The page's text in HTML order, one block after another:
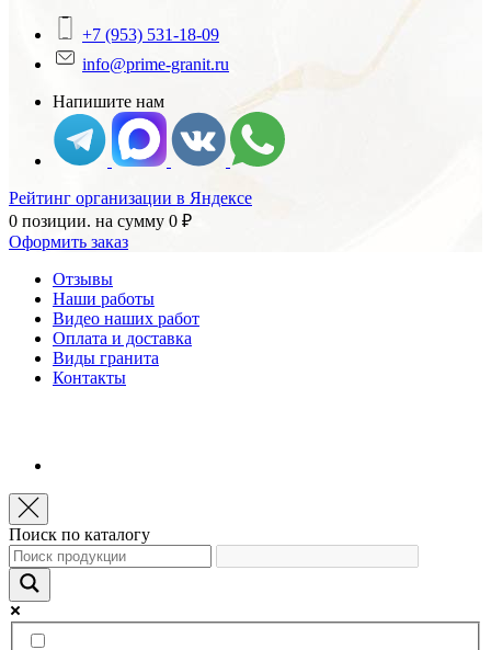
+7 (953) 531-18-09
info@prime-granit.ru
Напишите нам
Рейтинг организации в Яндексе
0 позиции. на сумму 0 ₽
Оформить заказ
Отзывы
Наши работы
Видео наших работ
Оплата и доставка
Виды гранита
Контакты
Поиск по каталогу